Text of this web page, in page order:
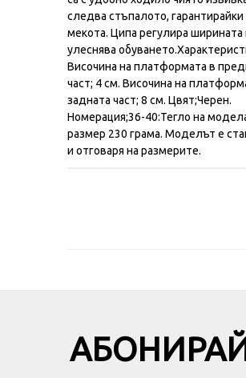
следва стъпалото, гарантирайки
мекота. Ципа регулира ширината
улеснява
Височина на платформата в
част; 4 см. Височина на
задната част; 8 см. Цвят;Черен.
Номерация;36-40:Тегло на
размер 230 грама. Моделът е
и отговаря на размерите.